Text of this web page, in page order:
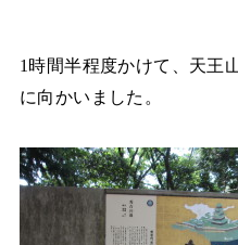
1 時間半程度かけて、天王
に向かいました。